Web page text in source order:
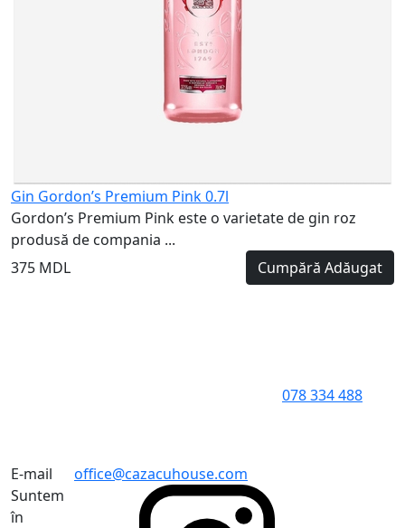
Gin Gordon’s Premium Pink 0.7l
Gordon’s Premium Pink este o varietate de gin roz
produsă de compania ...
375 MDL
Cumpără Adăugat
078 334 488
E-mail
office@cazacuhouse.com
Suntem
în